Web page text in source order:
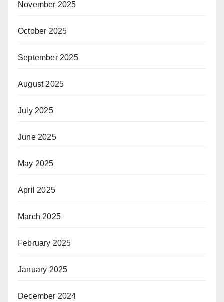
November 2025
October 2025
September 2025
August 2025
July 2025
June 2025
May 2025
April 2025
March 2025
February 2025
January 2025
December 2024